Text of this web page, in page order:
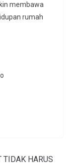
membawa
rumah
HARUS